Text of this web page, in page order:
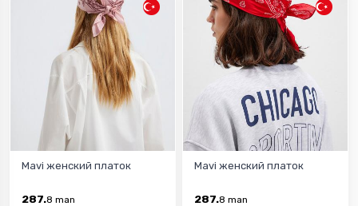
Mavi женский платок
287.8 man
Mavi женский платок
287.8 man